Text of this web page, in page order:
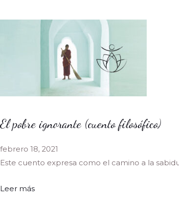
El pobre ignorante (cuento filosófico)
febrero 18, 2021
Este cuento expresa como el camino a la
Leer más